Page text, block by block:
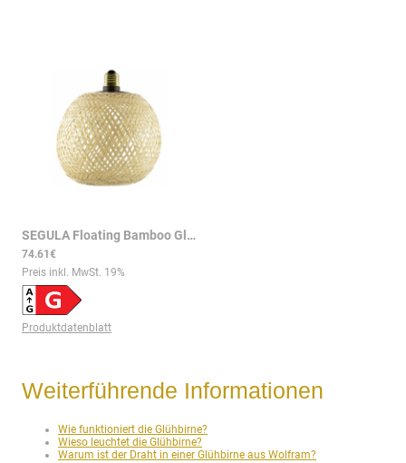
SEGULA Floating Bamboo Globe 180 – 5W 350lm 2200K E27
74.61€
Preis inkl. MwSt. 19%
Produktdatenblatt
Weiterführende Informationen
Wie funktioniert die Glühbirne?
Wieso leuchtet die Glühbirne?
Warum ist der Draht in einer Glühbirne aus Wolfram?